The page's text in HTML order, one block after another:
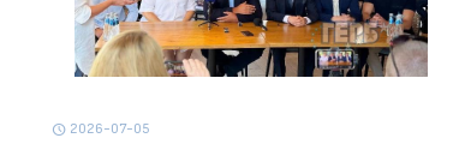
schedule2026-07-05